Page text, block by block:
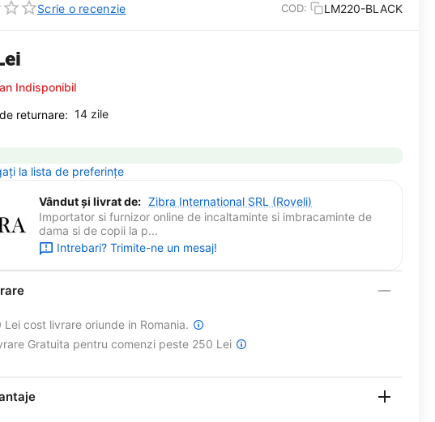
Scrie o recenzie COD: LM220-BLACK
Indisponibil
returnare: 14 zile
la lista de preferințe
Vândut și livrat de: Zibra International SRL (Roveli)
Importator si furnizor online de incaltaminte si imbracaminte de
dama si de copii la p...
Intrebari? Trimite-ne un mesaj!
cost livrare oriunde in Romania.
Gratuita pentru comenzi peste 250 Lei